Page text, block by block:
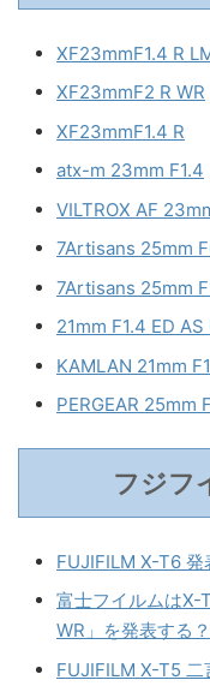
XF23mmF1.4 R
XF23mmF2 R WR
XF23mmF1.4 R
atx-m 23mm F1.4
VILTROX AF
7Artisans 25mm
7Artisans 25mm
21mm F1.4 ED
KAMLAN 21mm
PERGEAR 25mm
フジフ
FUJIFILM X-T6 発
富士フイルムはX-
WR」を発表する？
FUJIFILM X-T5 二